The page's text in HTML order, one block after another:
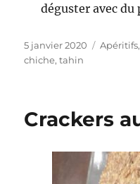
déguster avec du
Publié
le
5 janvier 2020 Apéritifs,
chiche,tahin
Crackers